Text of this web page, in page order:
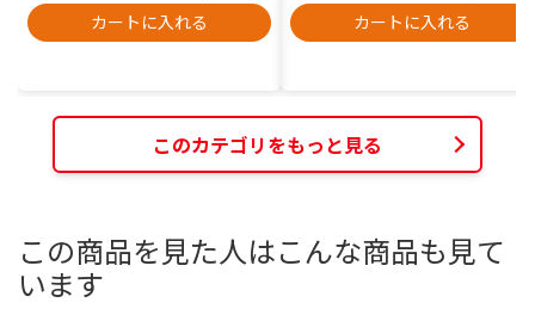
カートに入れる カートに入れる
このカテゴリをもっと見る
この商品を見た人はこんな商品も見て
います